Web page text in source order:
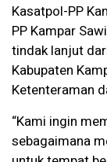
Kasatpol-PP
PP Kampar
tindak lanjut
Kabupaten
Ketenteraman
“Kami ingin
sebagaimana